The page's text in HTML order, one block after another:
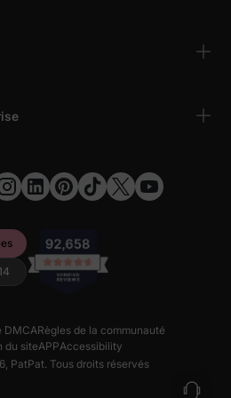
DMCARègles de la communauté
du siteAPPAccessibility
PatPat. Tous droits réservés